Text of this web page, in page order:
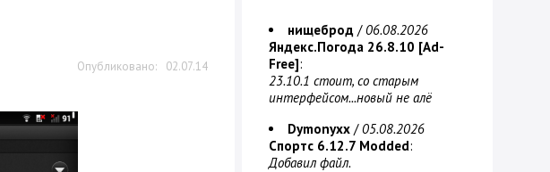
02.07.14
нищеброд /06.08.2026
Яндекс.Погода 26.8.10 [Ad-
Free]:
23.10.1 стоит, со старым
интерфейсом...новый не алё
Dymonyxx /05.08.2026
Спортс 6.12.7 Modded:
Добавил файл.